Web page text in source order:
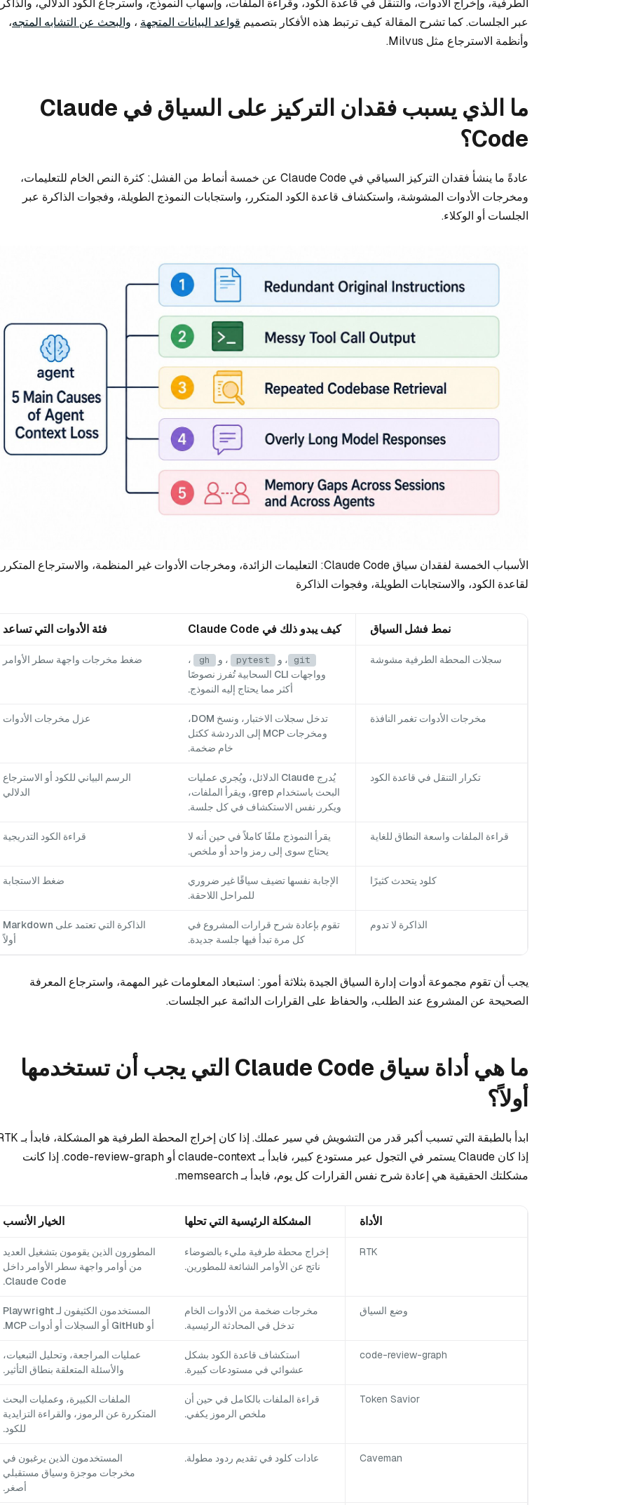
الطرفية، وإخراج الأدوات، والتنقل في قاعدة الكود، وقراءة الملفات، وإسهاب النموذج، واسترجاع الكود الدلالي،
عبر الجلسات. كما تشرح المقالة كيف ترتبط هذه الأفكار بتصميم قواعد البيانات المتجهة ، والبحث عن التشابه المتجه،
وأنظمة الاسترجاع مثل Milvus.
ما الذي يسبب فقدان التركيز على السياق في Claude
Code؟
عادةً ما ينشأ فقدان التركيز السياقي في Claude Code عن خمسة أنماط من الفشل: كثرة النص الخام للتعليمات،
ومخرجات الأدوات المشوشة، واستكشاف قاعدة الكود المتكرر، واستجابات النموذج الطويلة، وفجوات الذاكرة عبر
الجلسات أو الوكلاء.
الأسباب الخمسة لفقدان سياق Claude Code: التعليمات الزائدة، ومخرجات الأدوات غير المنظمة، والاسترجاع المتكرر
لقاعدة الكود، والاستجابات الطويلة، وفجوات الذاكرة
نمط فشل السياق كيف يبدو ذلك في Claude Code فئة الأدوات التي تساعد
سجلات المحطة الطرفية مشوشة git ، و pytest ، و gh
،
وواجهات CLI السحابية تُفرز نصوصًا
أكثر مما يحتاج إليه النموذج.
ضغط مخرجات واجهة سطر الأوامر
مخرجات الأدوات تغمر النافذة
تدخل سجلات الاختبار، ونسخ DOM،
ومخرجات MCP إلى الدردشة ككتل
خام ضخمة.
عزل مخرجات الأدوات
تكرار التنقل في قاعدة الكود
يُدرج Claude الدلائل، ويُجري عمليات
البحث باستخدام grep، ويقرأ الملفات،
ويكرر نفس الاستكشاف في كل جلسة.
الرسم البياني للكود أو الاسترجاع
الدلالي
قراءة الملفات واسعة النطاق للغاية
يقرأ النموذج ملفًا كاملاً في حين أنه لا
يحتاج سوى إلى رمز واحد أو ملخص.
قراءة الكود التدريجية
كلود يتحدث كثيرًا
الإجابة نفسها تضيف سياقًا غير ضروري
للمراحل اللاحقة.
ضغط الاستجابة
الذاكرة لا تدوم
تقوم بإعادة شرح قرارات المشروع في
كل مرة تبدأ فيها جلسة جديدة.
الذاكرة التي تعتمد على Markdown
أولاً
يجب أن تقوم مجموعة أدوات إدارة السياق الجيدة بثلاثة أمور: استبعاد المعلومات غير المهمة، واسترجاع المعرفة
الصحيحة عن المشروع عند الطلب، والحفاظ على القرارات الدائمة عبر الجلسات.
ما هي أداة سياق Claude Code التي يجب أن تستخدمها
أولاً؟
إذا كان Claude يستمر في التجول عبر مستودع كبير، فابدأ بـ claude-context أو code-review-graph. إذا كانت
مشكلتك الحقيقية هي إعادة شرح نفس القرارات كل يوم، فابدأ بـ memsearch.
الأداة المشكلة الرئيسية التي تحلها الخيار الأنسب
RTK
إخراج محطة طرفية مليء بالضوضاء
ناتج عن الأوامر الشائعة للمطورين.
المطورون الذين يقومون بتشغيل العديد
من أوامر واجهة سطر الأوامر داخل
Claude Code.
وضع السياق
مخرجات ضخمة من الأدوات الخام
تدخل في المحادثة الرئيسية.
المستخدمون الكثيفون لـ Playwright
أو GitHub أو السجلات أو أدوات MCP.
code-review-graph
استكشاف قاعدة الكود بشكل
عشوائي في مستودعات كبيرة.
عمليات المراجعة، وتحليل التبعيات،
والأسئلة المتعلقة بنطاق التأثير.
Token Savior
قراءة الملفات بالكامل في حين أن
ملخص الرموز يكفي.
الملفات الكبيرة، وعمليات البحث
المتكررة عن الرموز، والقراءة التزايدية
للكود.
Caveman عادات كلود في تقديم ردود مطولة.
المستخدمون الذين يرغبون في
مخرجات موجزة وسياق مستقبلي
أصغر.